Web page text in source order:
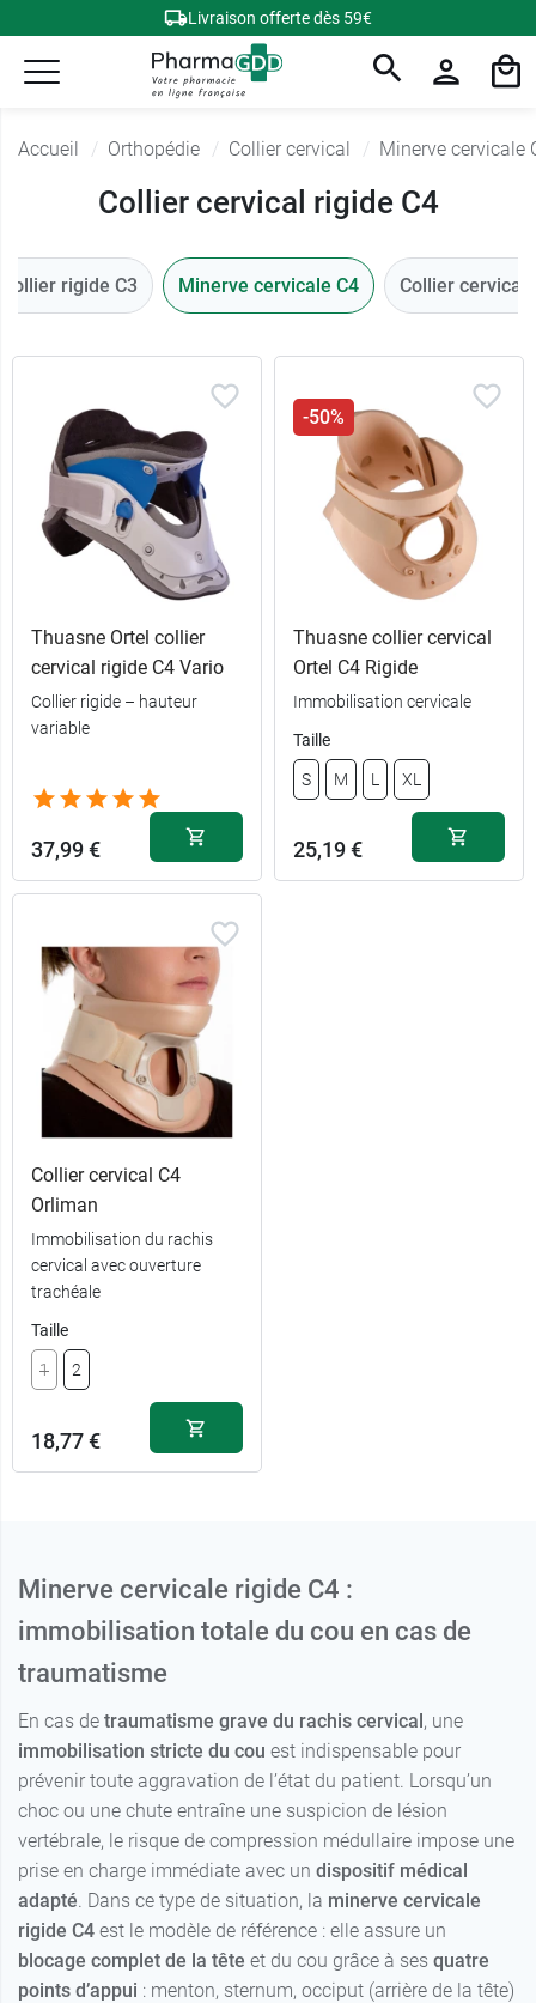
Livraison offerte dès 59€
Accueil Orthopédie Collier cervical Minerve cervicale
Collier cervical rigide C4
Collier rigide C3 Minerve cervicale C4 Collier cervical
Thuasne Ortel collier
cervical rigide C4 Vario
Collier rigide – hauteur
variable
37,99 €
-50%
Thuasne collier cervical
Ortel C4 Rigide
Immobilisation cervicale
Taille
S M L XL
25,19 €
Collier cervical C4
Orliman
Immobilisation du rachis
cervical avec ouverture
trachéale
Taille
1 2
18,77 €
1 18,77 €
2 18,77 €
Minerve cervicale rigide C4 :
immobilisation totale du cou en cas de
traumatisme
En cas de traumatisme grave du rachis cervical, une
immobilisation stricte du cou est indispensable pour
prévenir toute aggravation de l’état du patient. Lorsqu’un
choc ou une chute entraîne une suspicion de lésion
vertébrale, le risque de compression médullaire impose une
prise en charge immédiate avec un dispositif médical
adapté . Dans ce type de situation, la minerve cervicale
rigide C4 est le modèle de référence : elle assure un
blocage complet de la tête et du cou grâce à ses quatre
points d’appui : menton, sternum, occiput (arrière de la tête)